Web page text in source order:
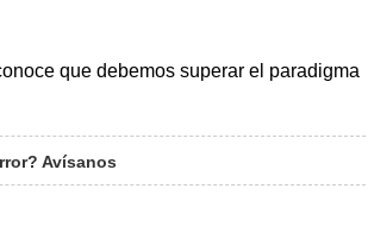
que debemos superar el paradigma
Avísanos